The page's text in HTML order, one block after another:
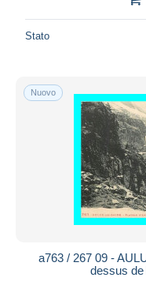
Stato
Nuovo
a763 / 267 09 -
dessus